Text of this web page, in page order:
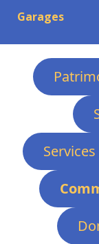
Garages